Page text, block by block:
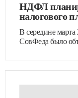
НДФЛ
налогового
В середине марта
СовФеда было